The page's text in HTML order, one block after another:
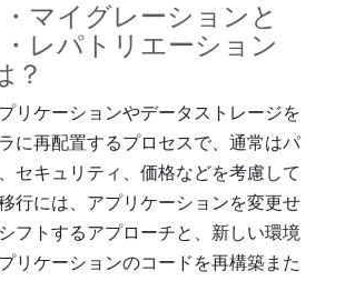
マイグレーションと
レパトリエーション
？
リケーションやデータストレージを
に再配置するプロセスで、通常はパ
セキュリティ、価格などを考慮して
行には、アプリケーションを変更せ
フトするアプローチと、新しい環境
リケーションのコードを再構築また